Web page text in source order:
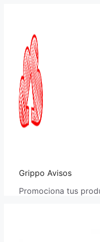
Grippo Avisos
Promociona tus